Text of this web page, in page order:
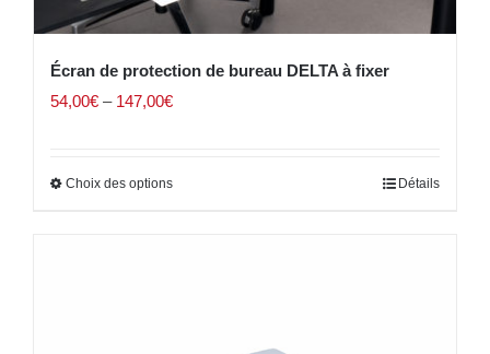
Écran de protection de bureau DELTA à fixer
54,00€ – 147,00€
Choix des options Détails